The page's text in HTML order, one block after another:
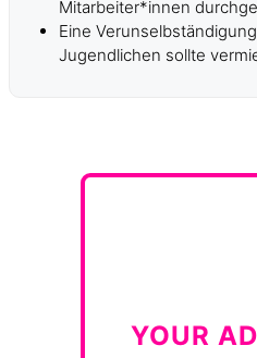
Mitarbeiter*innen
Eine
Jugendlichen sollte
YOUR